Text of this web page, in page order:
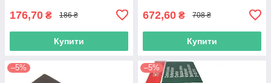
176,70 ₴ 186 ₴
Купити
672,60 ₴ 708 ₴
Купити
–5% –5%